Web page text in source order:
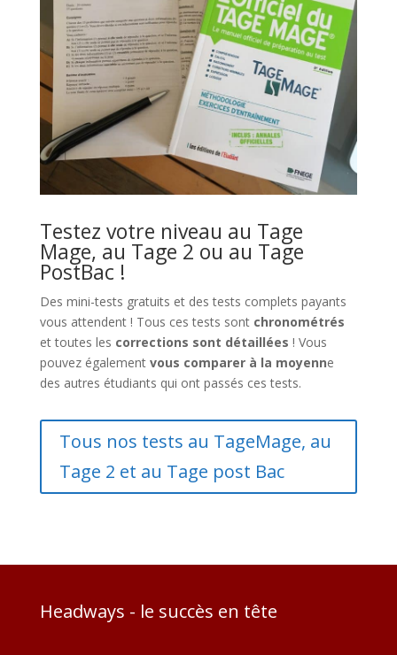
Testez votre niveau au Tage
Mage, au Tage 2 ou au Tage
PostBac !
Des mini-tests gratuits et des tests complets payants
vous attendent ! Tous ces tests sont chronométrés
et toutes les corrections sont détaillées ! Vous
pouvez également vous comparer à la moyenne
des autres étudiants qui ont passés ces tests.
Tous nos tests au TageMage, au
Tage 2 et au Tage post Bac
Headways - le succès en tête